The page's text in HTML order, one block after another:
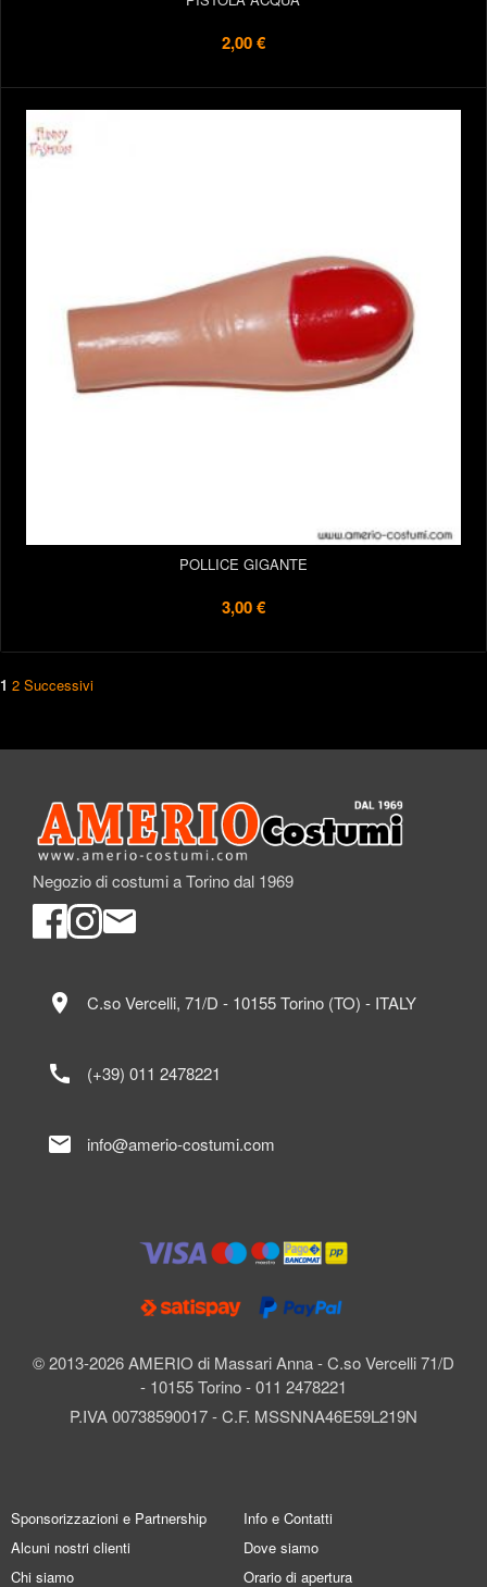
2,00 €
POLLICE GIGANTE
3,00 €
1 2 Successivi
Negozio di costumi a Torino dal 1969
© 2013-2026 AMERIO di Massari Anna - C.so Vercelli 71/D
- 10155 Torino - 011 2478221
P.IVA 00738590017 - C.F. MSSNNA46E59L219N
location_on C.so Vercelli, 71/D - 10155 Torino (TO) - ITALY
call (+39) 011 2478221
mail info@amerio-costumi.com
Sponsorizzazioni e Partnership
Alcuni nostri clienti
Chi siamo
Info e Contatti
Dove siamo
Orario di apertura